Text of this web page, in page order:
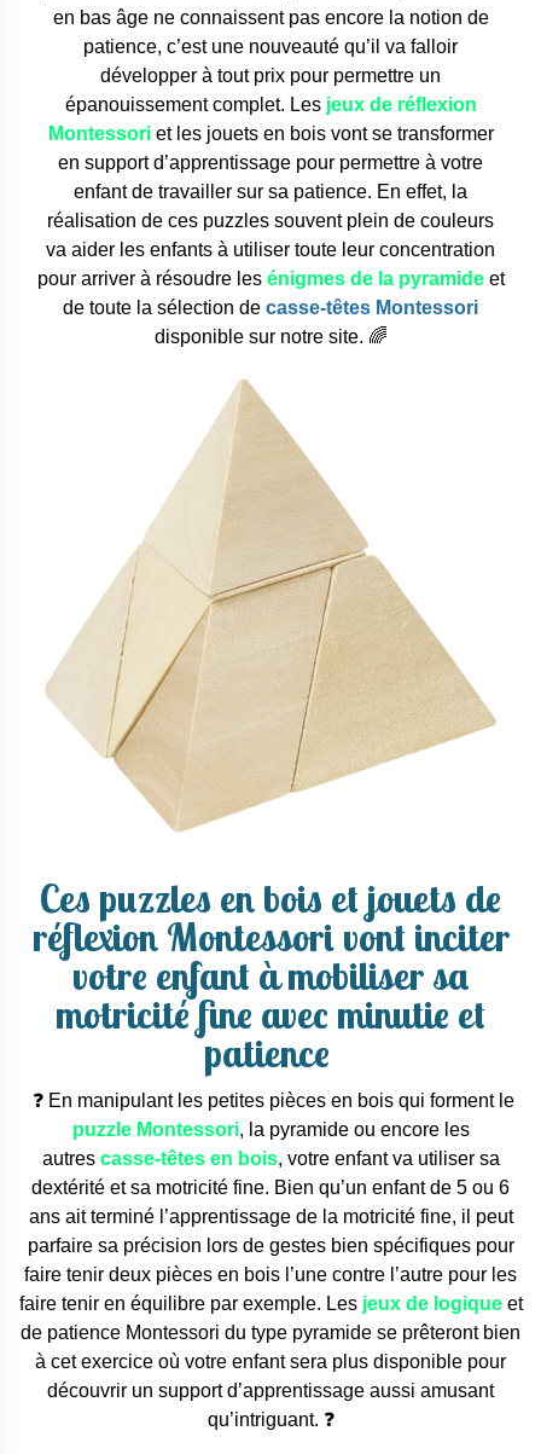
en bas âge ne connaissent pas encore la notion de
patience, c’est une nouveauté qu’il va falloir
développer à tout prix pour permettre un
épanouissement complet. Les jeux de réflexion
Montessoriet les jouets en bois vont se transformer
en support d’apprentissage pour permettre à votre
enfant de travailler sur sa patience. En effet, la
réalisation de ces puzzles souvent plein de couleurs
va aider les enfants à utiliser toute leur concentration
pour arriver à résoudre les énigmes de la pyramideet
de toute la sélection de casse-têtes Montessori
disponible sur notre site. 🌈
Ces puzzles en bois et jouets de
réflexion Montessori vont inciter
votre enfant à mobiliser sa
motricité fine avec minutie et
patience
❓ En manipulant les petites pièces en bois qui forment le
puzzle Montessori, la pyramide ou encore les
autres casse-têtes en bois, votre enfant va utiliser sa
dextérité et sa motricité fine. Bien qu’un enfant de 5 ou 6
ans ait terminé l’apprentissage de la motricité fine, il peut
parfaire sa précision lors de gestes bien spécifiques pour
faire tenir deux pièces en bois l’une contre l’autre pour les
faire tenir en équilibre par exemple. Les jeux de logiqueet
de patience Montessori du type pyramide se prêteront bien
à cet exercice où votre enfant sera plus disponible pour
découvrir un support d’apprentissage aussi amusant
qu’intriguant. ❓